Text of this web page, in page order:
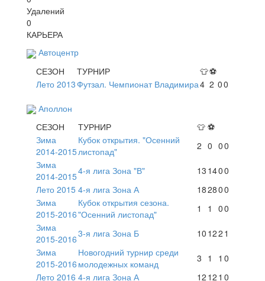
Удалений
0
КАРЬЕРА
Автоцентр
СЕЗОН
ТУРНИР 👕⚽
Лето 2013Футзал. Чемпионат Владимира4 2 00
Аполлон
СЕЗОН
ТУРНИР 👕 ⚽
Зима
2014-2015
Кубок открытия. "Осенний
листопад"
2 0 00
Зима
2014-20154-я лига Зона "В" 13 1400
Лето 2015 4-я лига Зона А 182800
Зима
2015-2016
Кубок открытия сезона.
"Осенний листопад"
1 1 00
Зима
2015-20163-я лига Зона Б 10 122 1
Зима
2015-2016
Новогодний турнир среди
молодежных команд
3 1 1 0
Лето 2016 4-я лига Зона А 12 12 1 0